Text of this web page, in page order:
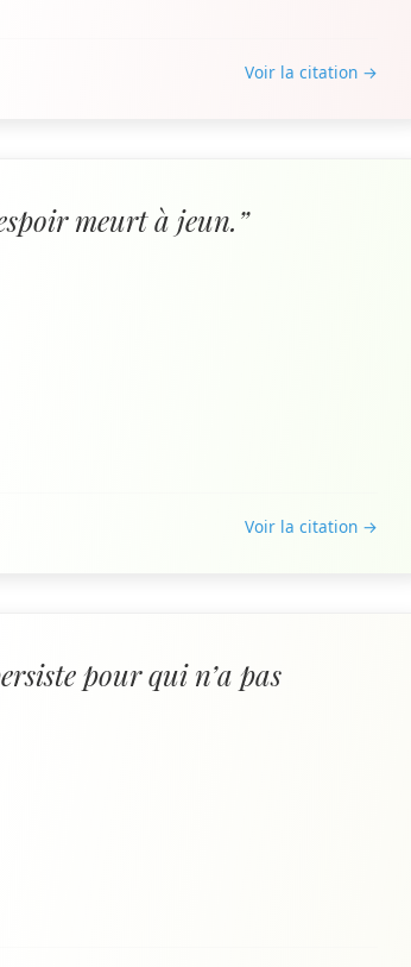
Voir la citation →
meurt à jeun.”
Voir la citation →
pour qui n’a pas